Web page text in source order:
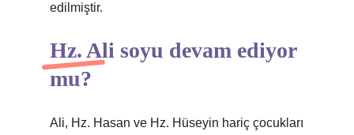
edilmiştir.
Hz. Ali soyu devam ediyor
mu?
Ali, Hz. Hasan ve Hz. Hüseyin hariç çocukları